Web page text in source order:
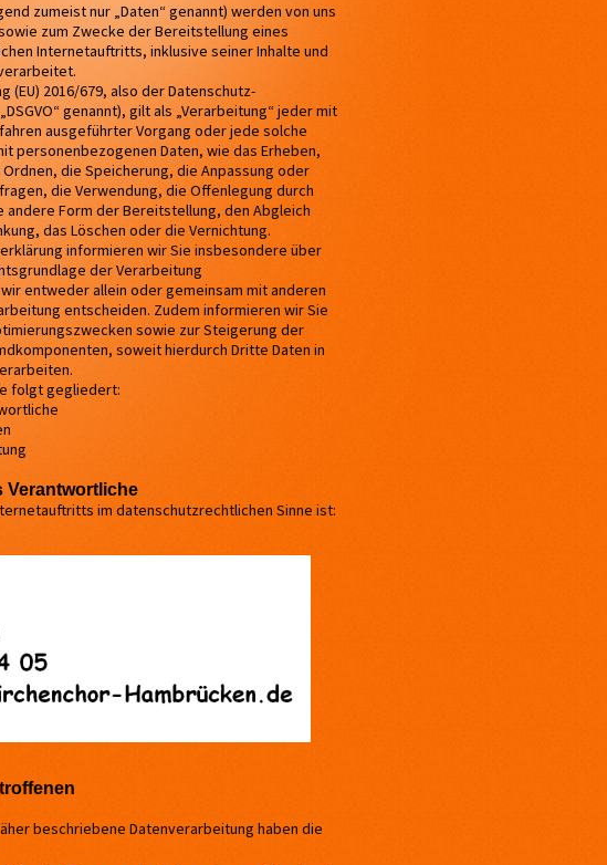
zumeist nur „Daten“ genannt) werden von uns
zum Zwecke der Bereitstellung eines
Internetauftritts, inklusive seiner Inhalte und
(EU) 2016/679, also der Datenschutz-
genannt), gilt als „Verarbeitung“ jeder mit
ausgeführter Vorgang oder jede solche
personenbezogenen Daten, wie das Erheben,
die Speicherung, die Anpassung oder
die Verwendung, die Offenlegung durch
Form der Bereitstellung, den Abgleich
das Löschen oder die Vernichtung.
informieren wir Sie insbesondere über
der Verarbeitung
entweder allein oder gemeinsam mit anderen
entscheiden. Zudem informieren wir Sie
sowie zur Steigerung der
soweit hierdurch Dritte Daten in
folgt gegliedert:
Verantwortliche
im datenschutzrechtlichen Sinne ist:
beschriebene Datenverarbeitung haben die